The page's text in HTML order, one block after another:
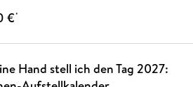
€*
Hand stell ich den Tag 2027: